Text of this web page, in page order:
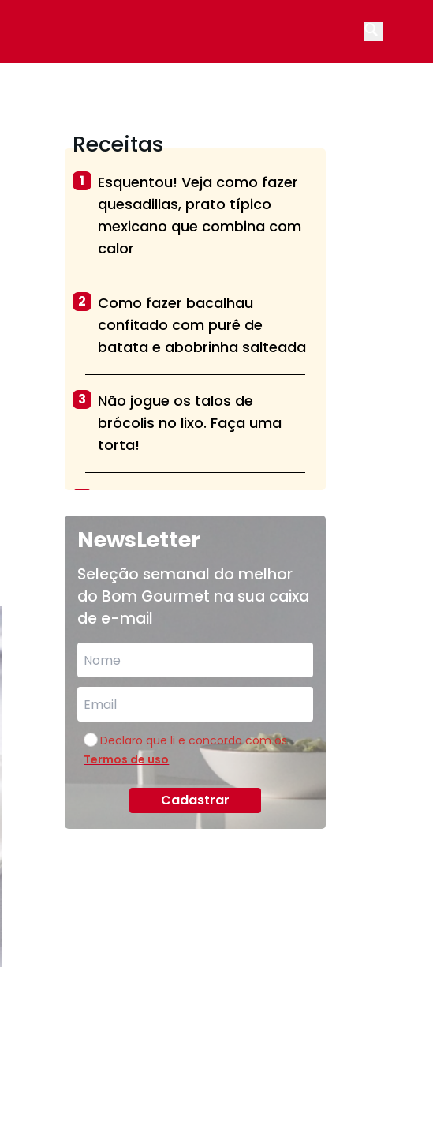
Receitas
1
Esquentou! Veja como fazer
quesadillas, prato típico
mexicano que combina com
calor
2
Como fazer bacalhau
confitado com purê de
batata e abobrinha salteada
3
Não jogue os talos de
brócolis no lixo. Faça uma
torta!
norma, tradicional do sul da
Itália
5
Bolo de chocolate fofinho e
sem cobertura é opção para
o lanche das crianças
NewsLetter
Seleção semanal do melhor
do Bom Gourmet na sua caixa
de e-mail
Declaro que li e concordo com os
Termos de uso
Cadastrar